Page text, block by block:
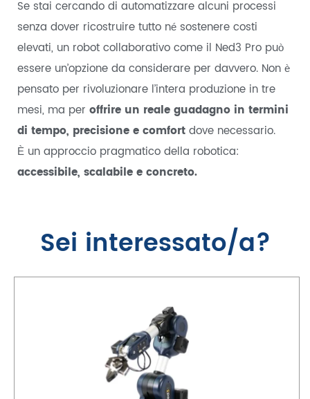
Se stai cercando di automatizzare alcuni processi
senza dover ricostruire tutto né sostenere costi
elevati, un robot collaborativo come il Ned3 Pro può
essere un’opzione da considerare per davvero. Non è
pensato per rivoluzionare l’intera produzione in tre
mesi, ma per offrire un reale guadagno in termini
di tempo, precisione e comfort dove necessario.
È un approccio pragmatico della robotica:
accessibile, scalabile e concreto.
Sei interessato/a?